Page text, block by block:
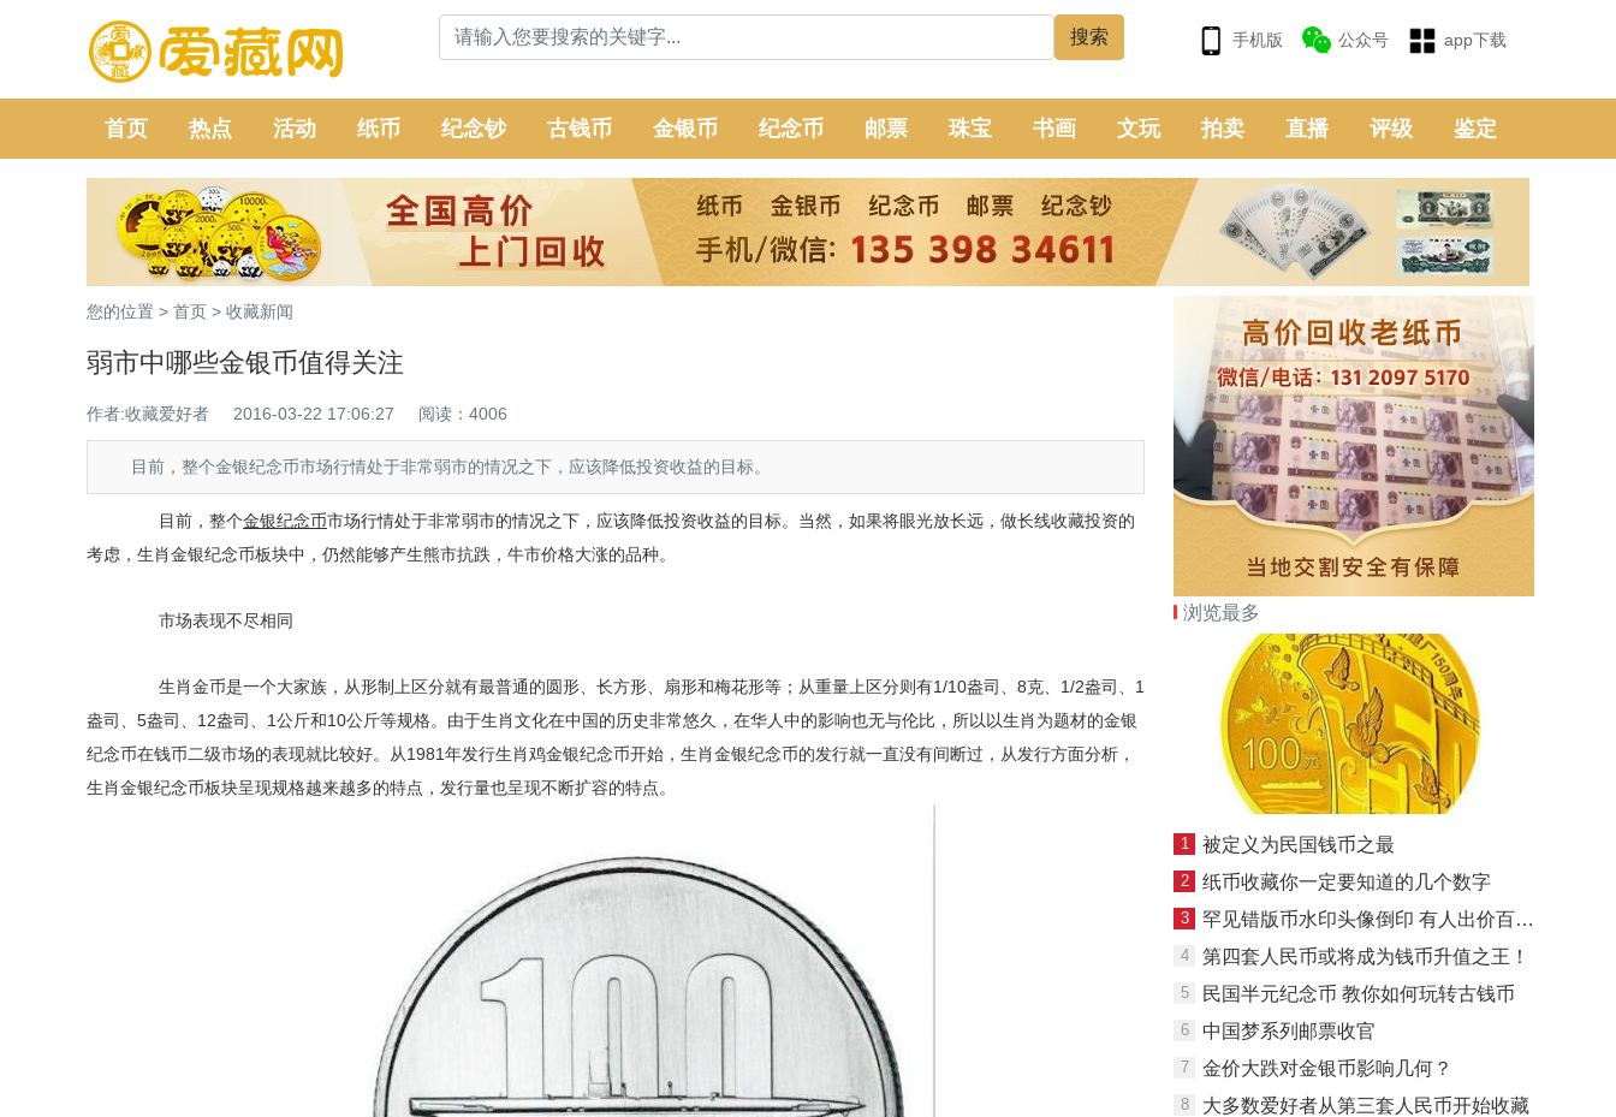
手机版 公众号 app下载
首页 热点 活动 纸币 纪念钞 古钱币 金银币 纪念币 邮票 珠宝 书画 文玩 拍卖 直播 评级 鉴定
您的位置 > 首页 > 收藏新闻
弱市中哪些金银币值得关注
作者:收藏爱好者 2016-03-22 17:06:27 阅读：4006
目前，整个金银纪念币市场行情处于非常弱市的情况之下，应该降低投资收益的目标。
目前，整个金银纪念币市场行情处于非常弱市的情况之下，应该降低投资收益的目标。当然，如果将眼光放长远，做长线收藏投资的
考虑，生肖金银纪念币板块中，仍然能够产生熊市抗跌，牛市价格大涨的品种。
市场表现不尽相同
生肖金币是一个大家族，从形制上区分就有最普通的圆形、长方形、扇形和梅花形等；从重量上区分则有1/10盎司、8克、1/2盎司、1
盎司、5盎司、12盎司、1公斤和10公斤等规格。由于生肖文化在中国的历史非常悠久，在华人中的影响也无与伦比，所以以生肖为题材的金银
纪念币在钱币二级市场的表现就比较好。从1981年发行生肖鸡金银纪念币开始，生肖金银纪念币的发行就一直没有间断过，从发行方面分析，
生肖金银纪念币板块呈现规格越来越多的特点，发行量也呈现不断扩容的特点。
浏览最多
1 被定义为民国钱币之最
2 纸币收藏你一定要知道的几个数字
3 罕见错版币水印头像倒印 有人出价百万收购/图
4 第四套人民币或将成为钱币升值之王！
5 民国半元纪念币 教你如何玩转古钱币
6 中国梦系列邮票收官
7 金价大跌对金银币影响几何？
8 大多数爱好者从第三套人民币开始收藏